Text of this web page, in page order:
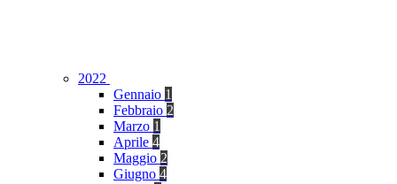
2022
Gennaio 1
Febbraio 2
Marzo 1
Aprile 4
Maggio 2
Giugno 4